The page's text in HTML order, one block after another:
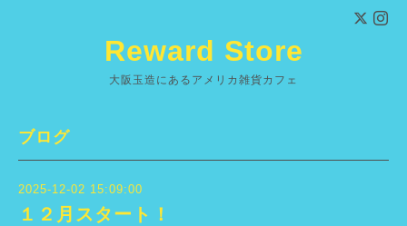
Reward Store
大阪玉造にあるアメリカ雑貨カフェ
ブログ
2025-12-02 15:09:00
１２月スタート！